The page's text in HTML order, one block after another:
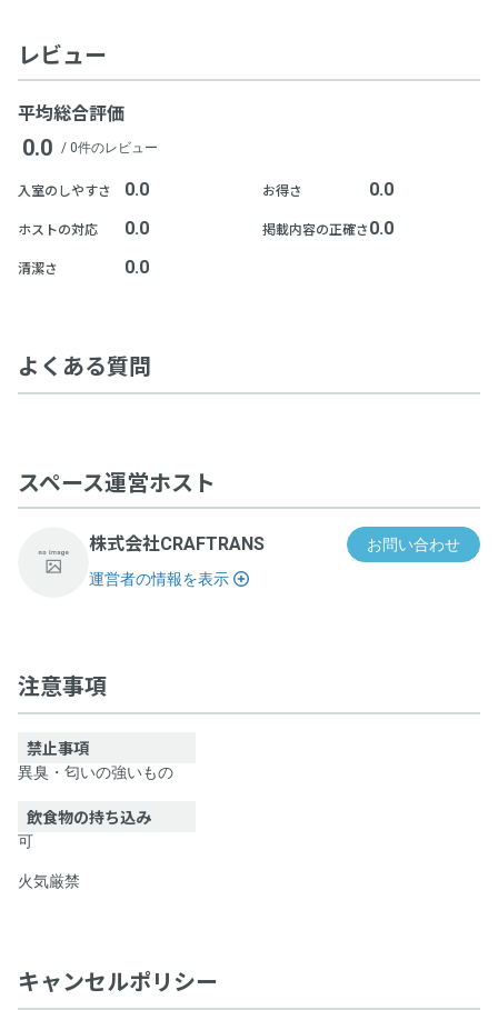
レビュー
平均総合評価
0.0 / 0件のレビュー
入室のしやすさ 0.0
ホストの対応 0.0
清潔さ 0.0
お得さ 0.0
掲載内容の正確さ 0.0
よくある質問
スペース運営ホスト
株式会社CRAFTRANS
お問い合わせ
運営者の情報を表示
注意事項
禁止事項
異臭・匂いの強いもの
飲食物の持ち込み
可
火気厳禁
キャンセルポリシー